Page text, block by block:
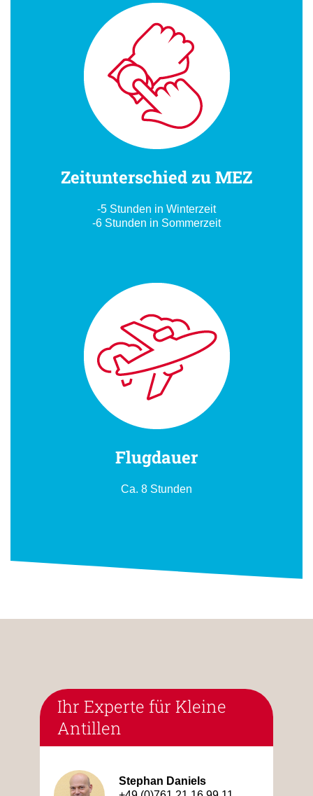
Zeitunterschied zu MEZ
-5 Stunden in Winterzeit
-6 Stunden in Sommerzeit
Flugdauer
Ca. 8 Stunden
Ihr Experte für Kleine
Antillen
Stephan Daniels